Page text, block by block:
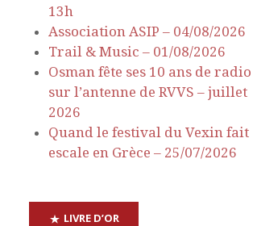
13h
Association ASIP – 04/08/2026
Trail & Music – 01/08/2026
Osman fête ses 10 ans de radio
sur l’antenne de RVVS – juillet
2026
Quand le festival du Vexin fait
escale en Grèce – 25/07/2026
LIVRE D’OR